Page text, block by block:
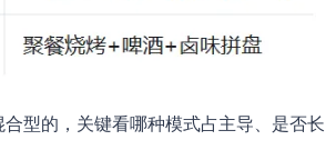
型的，关键看哪种模式占主导、是否长